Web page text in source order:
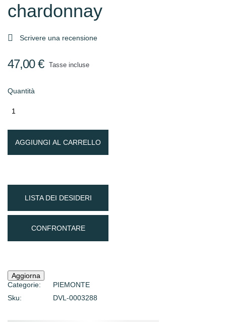
chardonnay
 Scrivere una recensione
47,00 € Tasse incluse
Quantità
AGGIUNGI AL CARRELLO
LISTA DEI DESIDERI
CONFRONTARE
Categorie:
PIEMONTE
Sku:
DVL-0003288